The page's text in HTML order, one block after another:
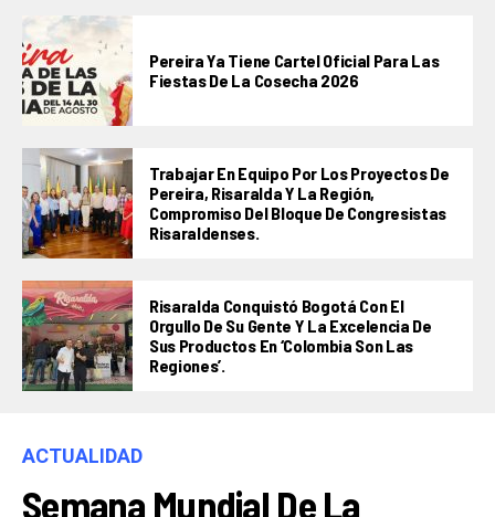
Pereira Ya Tiene Cartel Oficial Para Las
Fiestas De La Cosecha 2026
Trabajar En Equipo Por Los Proyectos De
Pereira, Risaralda Y La Región,
Compromiso Del Bloque De Congresistas
Risaraldenses.
Risaralda Conquistó Bogotá Con El
Orgullo De Su Gente Y La Excelencia De
Sus Productos En ‘Colombia Son Las
Regiones’.
ACTUALIDAD
Semana Mundial De La